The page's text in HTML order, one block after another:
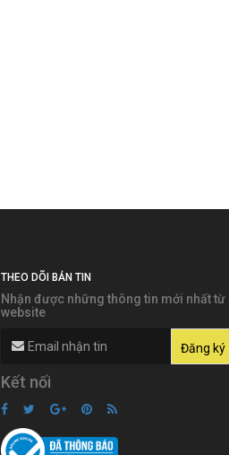
THEO DÕI BẢN TIN
Nhận được những thông tin mới nhất từ
website
Kết nối